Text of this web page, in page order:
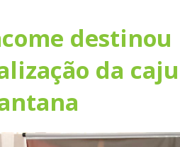
destinou
da